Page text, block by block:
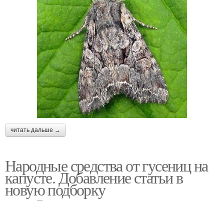
читать дальше →
Народные средства от гусениц на
капусте. Добавление статьи в
новую подборку